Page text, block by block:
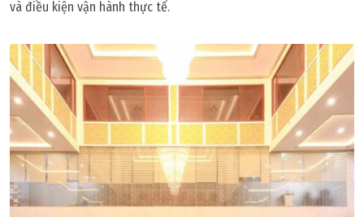
và điều kiện vận hành thực tế.